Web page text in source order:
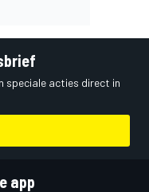
speciale acties direct in
app